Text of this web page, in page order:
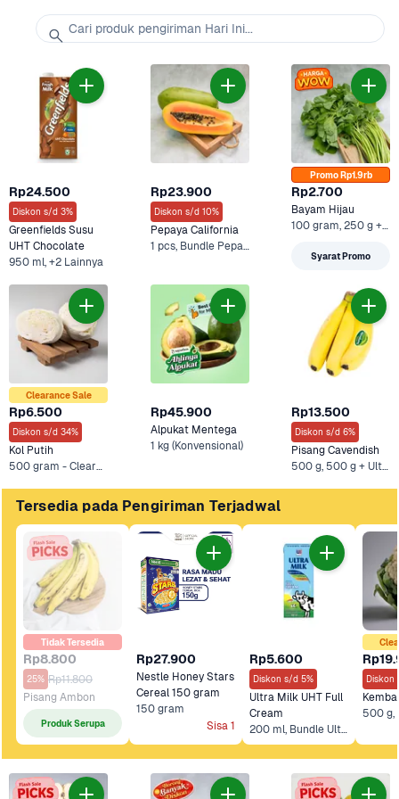
Rp24.500
Diskon s/d 3%
Greenfields Susu
950 ml, +2 Lainnya
Rp23.900
Diskon s/d 10%
Pepaya California
1 pcs, Bundle Pepaya dan Arummi Cashew Milk Drink
Promo Rp1.9rb
Rp2.700
Bayam Hijau
100 gram, 250 g +1 Lainnya
Syarat Promo
Clearance Sale
Rp6.500
Diskon s/d 34%
Kol Putih
500 gram - Clearance Sale, 500 g +2 Lainnya
Rp45.900
Alpukat Mentega
1 kg (Konvensional)
Rp13.500
Diskon s/d 6%
Pisang Cavendish
500 g, 500 g + Ultra Minuman Sari Kacang Hijau 250 ml +4 Lainnya
Tersedia pada Pengiriman Terjadwal
Tidak Tersedia
Rp8.800
25% Rp11.800
Pisang Ambon
Produk Serupa
Rp27.900
Nestle Honey Stars
Cereal 150 gram
150 gram
Sisa 1
Rp5.600
Diskon s/d 5%
Ultra Milk UHT Full
Cream
200 ml, Bundle Ultra Milk UHT Full Cream 5 pcs x 200 ml
Diskon
Cari produk pengiriman Hari Ini...